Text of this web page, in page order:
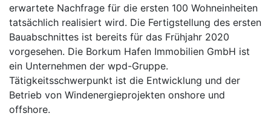
erwartete Nachfrage für die ersten 100 Wohneinheiten
tatsächlich realisiert wird. Die Fertigstellung des ersten
Bauabschnittes ist bereits für das Frühjahr 2020
vorgesehen. Die Borkum Hafen Immobilien GmbH ist
ein Unternehmen der wpd-Gruppe.
Tätigkeitsschwerpunkt ist die Entwicklung und der
Betrieb von Windenergieprojekten onshore und
offshore.